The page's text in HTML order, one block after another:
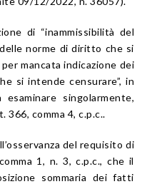
di “inammissibilità del
norme di diritto che si
mancata indicazione dei
si intende censurare”, in
singolarmente,
366, comma 4, c.p.c..
del requisito di
1, n. 3, c.p.c., che il
sommaria dei fatti